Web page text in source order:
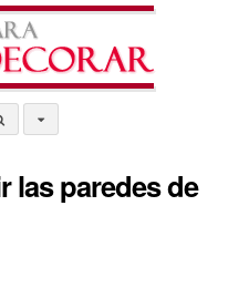
las paredes de